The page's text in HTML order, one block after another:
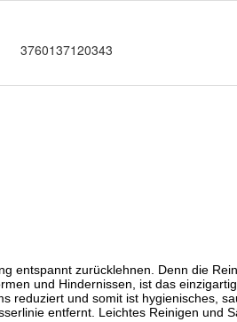
3760137120343